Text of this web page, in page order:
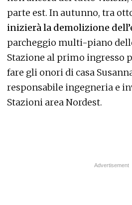
parte est. In autunno, tra
inizierà la demolizione
parcheggio multi-piano
Stazione al primo ingresso
fare gli onori di casa
responsabile ingegneria e
Stazioni area Nordest.